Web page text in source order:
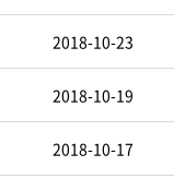
2018-10-23
2018-10-19
2018-10-17